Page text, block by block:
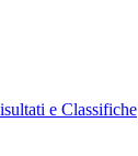
e Classifiche